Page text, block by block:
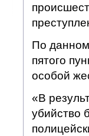
По
пятого
особой
«В
убийство